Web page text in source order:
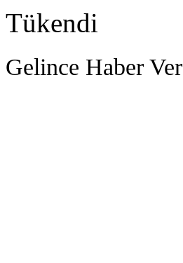
Tükendi
Gelince Haber Ver